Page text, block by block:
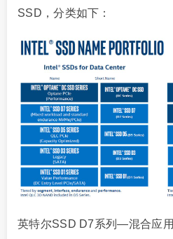
SSD，分类如下：
英特尔SSD D7系列—混合应用